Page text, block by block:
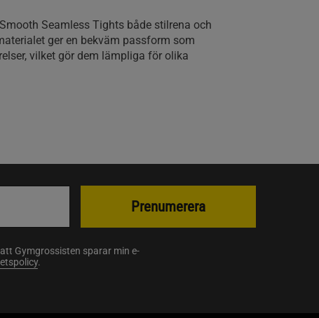
Seamless Tights både stilrena och
ger en bekväm passform som
vilket gör dem lämpliga för olika
Gymgrossisten sparar min e-
.
Prenumerera